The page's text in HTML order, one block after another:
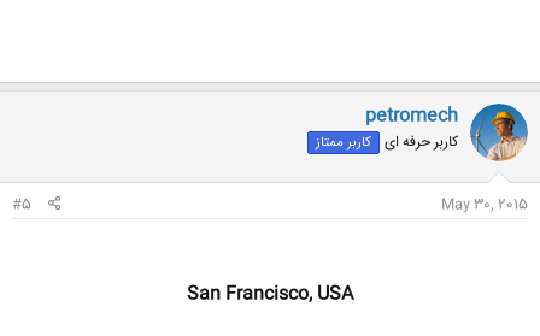
petromech
کاربر حرفه ای کاربر ممتاز
May 30, 2015
#5
San Francisco, USA